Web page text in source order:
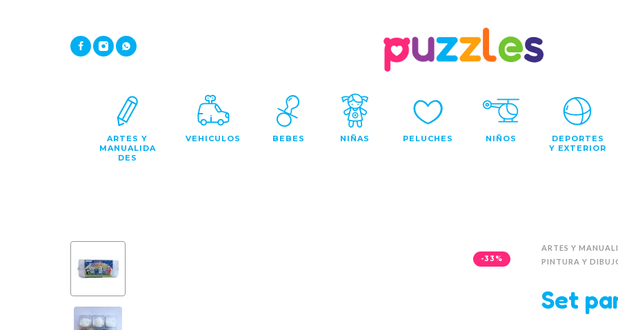
ARTES Y
MANUALIDA
DES
VEHICULOS BEBES NIÑAS PELUCHES NIÑOS
DEPORTES
Y EXTERIOR
-33%
ARTES Y
PINTURA Y
Set